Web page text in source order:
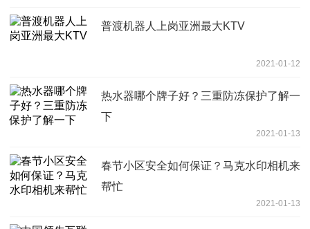
普渡机器人上岗亚洲最大KTV
2021-01-12
热水器哪个牌子好？三重防冻保护了解一
下
2021-01-13
春节小区安全如何保证？马克水印相机来
帮忙
2021-01-13